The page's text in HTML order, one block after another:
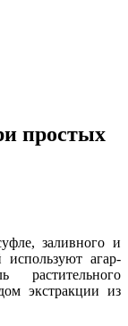
простых
заливного и
используют агар-
растительного
экстракции из